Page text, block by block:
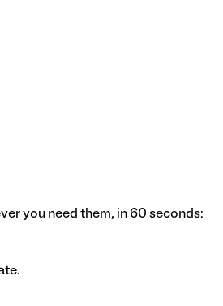
you need them, in 60 seconds: